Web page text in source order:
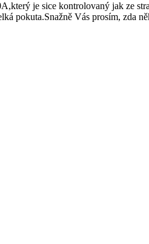
je sice kontrolovaný jak ze
pokuta.Snažně Vás prosím, zda